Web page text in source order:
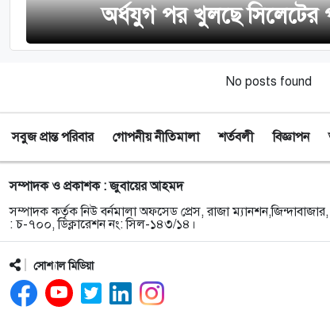
অর্ধযুগ পর খুলছে সিলেটের
No posts found
সবুজ প্রান্ত পরিবার গোপনীয় নীতিমালা শর্তবলী বিজ্ঞাপন
সম্পাদক ও প্রকাশক : জুবায়ের আহমদ
সম্পাদক কর্তৃক নিউ বর্নমালা অফসেড প্রেস, রাজা
: চ-৭০০, ডিক্লারেশন নং: সিল-১৪৩/১৪।
সোশ্যাল মিডিয়া